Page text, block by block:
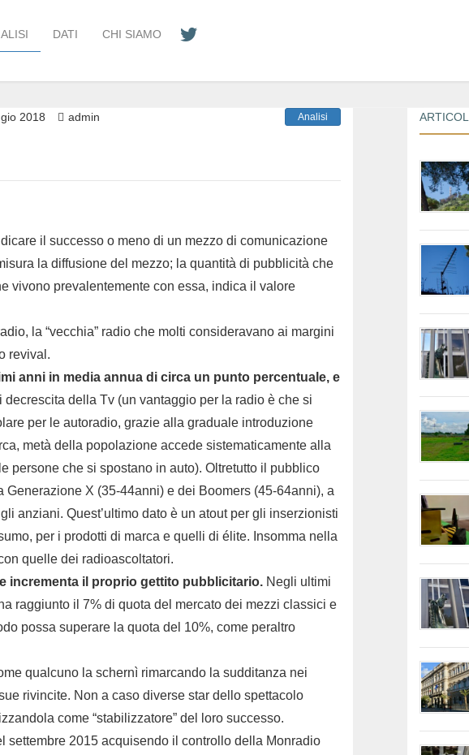
DATI CHI SIAMO
2018 admin Analisi
il successo o meno di un mezzo di comunicazione
la diffusione del mezzo; la quantità di pubblicità che
vivono prevalentemente con essa, indica il valore
la “vecchia” radio che molti consideravano ai margini
revival.
anni in media annua di circa un punto percentuale, e
della Tv (un vantaggio per la radio è che si
per le autoradio, grazie alla graduale introduzione
metà della popolazione accede sistematicamente alla
persone che si spostano in auto). Oltretutto il pubblico
X (35-44anni) e dei Boomers (45-64anni), a
anziani. Quest’ultimo dato è un atout per gli inserzionisti
per i prodotti di marca e quelli di élite. Insomma nella
quelle dei radioascoltatori.
incrementa il proprio gettito pubblicitario. Negli ultimi
raggiunto il 7% di quota del mercato dei mezzi classici e
possa superare la quota del 10%, come peraltro
qualcuno la schernì rimarcando la sudditanza nei
rivincite. Non a caso diverse star dello spettacolo
come “stabilizzatore” del loro successo.
settembre 2015 acquisendo il controllo della Monradio